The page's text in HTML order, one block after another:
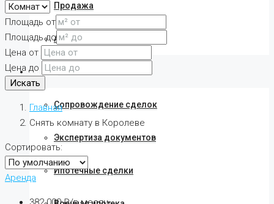
Продажа
Аренда
Услуги
Сопровождение сделок
Экспертиза документов
Ипотечные сделки
Площадь от
Площадь до
Цена от
Цена до
Искать
Главная
Снять комнату в Королеве
Сортировать:
Аренда